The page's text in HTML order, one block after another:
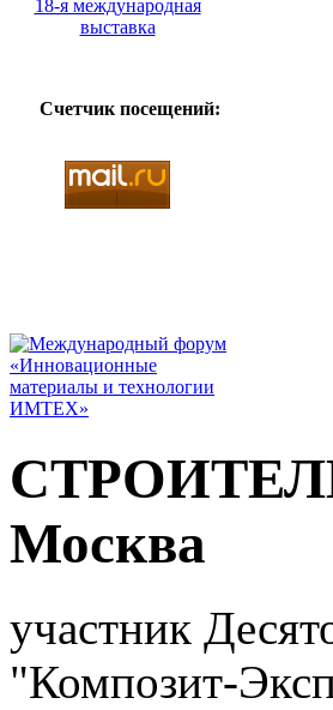
Счетчик посещений:
Москва
участник
"Композит-